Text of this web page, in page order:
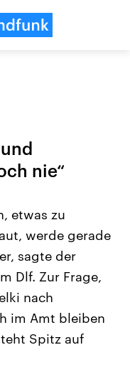
Aktuelle Beiträge,
Hintergründe
Wirtschaftlich und
gehören die Vereinigten
den mächtigsten Ländern
mit großem Einfluss auf
nie“
etwas zu
werde gerade
sagte der
Dlf. Zur Frage,
nach
im Amt bleiben
Spitz auf